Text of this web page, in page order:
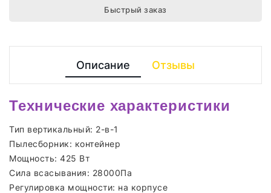
Быстрый заказ
Описание Отзывы
Технические характеристики
Тип вертикальный: 2-в-1
Пылесборник: контейнер
Мощность: 425 Вт
Сила всасывания: 28000Па
Регулировка мощности: на корпусе